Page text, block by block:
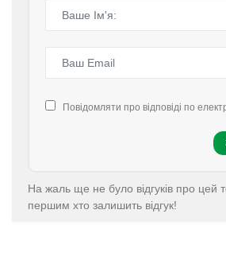
Повідомляти про відповіді по
На жаль ще не було відгуків про цей
першим хто залишить відгук!